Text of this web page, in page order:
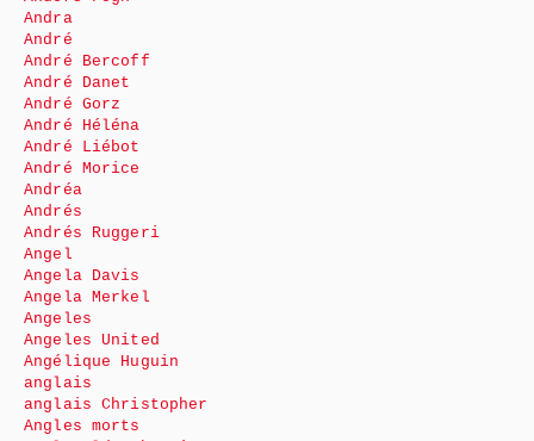
Andra
André
André Bercoff
André Danet
André Gorz
André Héléna
André Liébot
André Morice
Andréa
Andrés
Andrés Ruggeri
Angel
Angela Davis
Angela Merkel
Angeles
Angeles United
Angélique Huguin
anglais
anglais Christopher
Angles morts